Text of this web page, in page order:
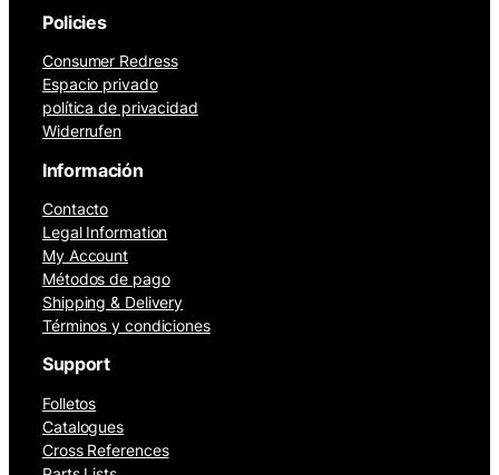
Policies
Consumer Redress
Espacio privado
política de privacidad
Widerrufen
Información
Contacto
Legal Information
My Account
Métodos de pago
Shipping & Delivery
Términos y condiciones
Support
Folletos
Catalogues
Cross References